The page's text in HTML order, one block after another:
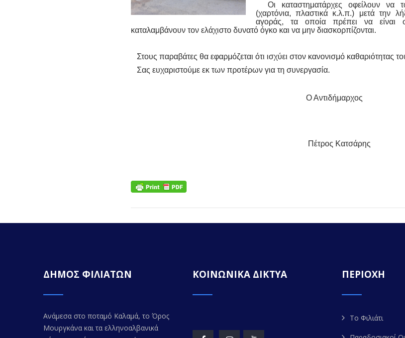
Οι καταστηματάρχες οφείλουν να
(χαρτόνια, πλαστικά κ.λ.π.) μετά την
αγοράς, τα οποία πρέπει να είναι
καταλαμβάνουν τον ελάχιστο δυνατό όγκο και να μην διασκορπίζονται.
Στους παραβάτες θα εφαρμόζεται ότι ισχύει στον κανονισμό καθαριότητας
Σας ευχαριστούμε εκ των προτέρων για τη συνεργασία.
Ο Αντιδήμαρχος
Πέτρος Κατσάρης
ΔΗΜΟΣ ΦΙΛΙΑΤΩΝ
Ανάμεσα στο ποταμό Καλαμά, το Όρος
Μουργκάνα και τα ελληνοαλβανικά
ΚΟΙΝΩΝΙΚΑ ΔΙΚΤΥΑ ΠΕΡΙΟΧΗ
Το Φιλιάτι